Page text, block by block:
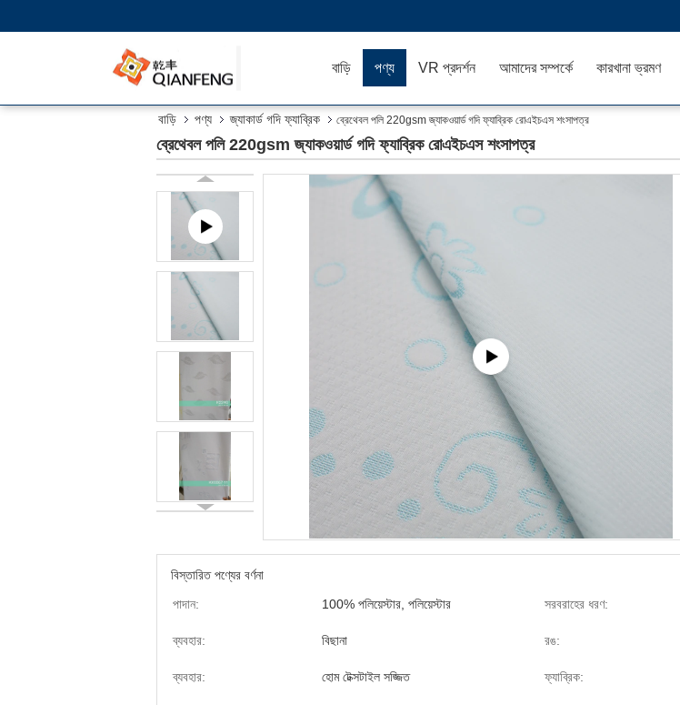
বাড়ি পণ্য VR প্রদর্শন আমাদের সম্পর্কে কারখানা ভ্রমণ
বাড়ি পণ্য জ্যাকার্ড গদি ফ্যাব্রিক ব্রেথেবল পলি 220gsm জ্যাকওয়ার্ড গদি ফ্যাব্রিক রোএইচএস শংসাপত্র
ব্রেথেবল পলি 220gsm জ্যাকওয়ার্ড গদি ফ্যাব্রিক রোএইচএস শংসাপত্র
বিস্তারিত পণ্যের বর্ণনা
পাদান:
100% পলিয়েস্টার, পলিয়েস্টার সরবরাহের ধরণ:
ব্যবহার: বিছানা রঙ:
ব্যবহার: হোম টেক্সটাইল সজ্জিত ফ্যাব্রিক: